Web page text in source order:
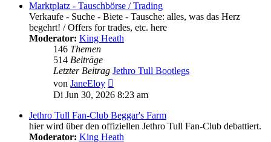
Marktplatz - Tauschbörse / Trading
Verkaufe - Suche - Biete - Tausche: alles, was das Herz
begehrt! / Offers for trades, etc. here
Moderator: King Heath
146 Themen
514 Beiträge
Letzter Beitrag Jethro Tull Bootlegs
von JaneEloy
Beitrag
Di Jun 30, 2026 8:23 am
Jethro Tull Fan-Club Beggar's Farm
hier wird über den offiziellen Jethro Tull Fan-Club debattiert.
Moderator: King Heath